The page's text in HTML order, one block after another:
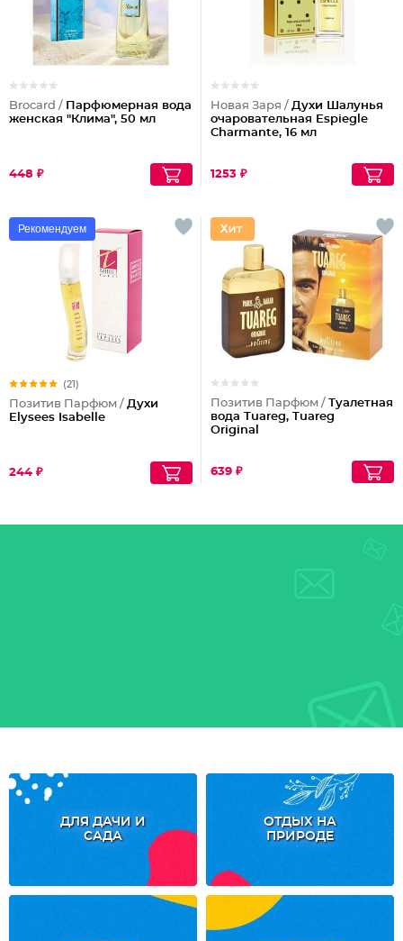
Brocard / Парфюмерная вода
женская "Клима", 50 мл
448 ₽
Новая Заря / Духи Шалунья
очаровательная Espiegle
Charmante, 16 мл
1253 ₽
Рекомендуем
(21)
Позитив Парфюм / Духи
Elysees Isabelle
244 ₽
Позитив Парфюм / Туалетная
вода Tuareg, Tuareg
Original
639 ₽
ДЛЯ ДАЧИ И
САДА
ОТДЫХ НА
ПРИРОДЕ